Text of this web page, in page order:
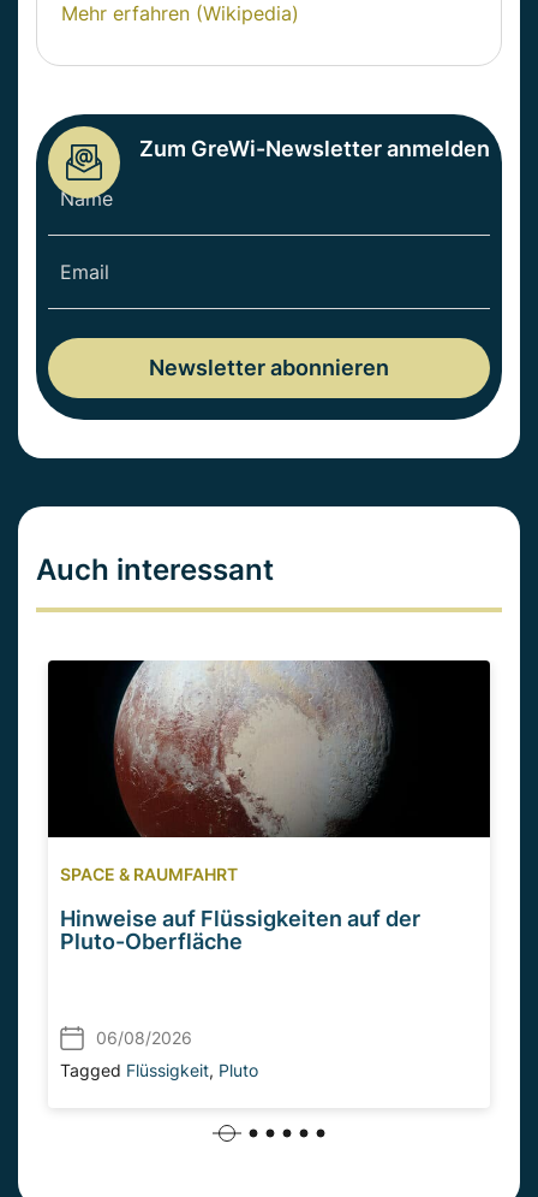
Mehr erfahren (Wikipedia)
Zum GreWi-Newsletter anmelden
Auch interessant
SPACE & RAUMFAHRT
Hinweise auf Flüssigkeiten auf der
Pluto-Oberfläche
06/08/2026
Tagged Flüssigkeit, Pluto